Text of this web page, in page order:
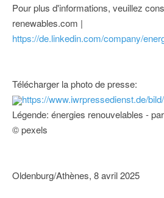
Pour plus d'informations, veuillez
renewables.com |
https://de.linkedin.com/company/
Télécharger la photo de presse:
https://www.iwrpressedienst.de/
Légende: énergies renouvelables -
© pexels
Oldenburg/Athènes, 8 avril 2025